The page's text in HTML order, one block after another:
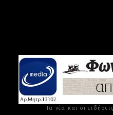
Τα νέα και οι